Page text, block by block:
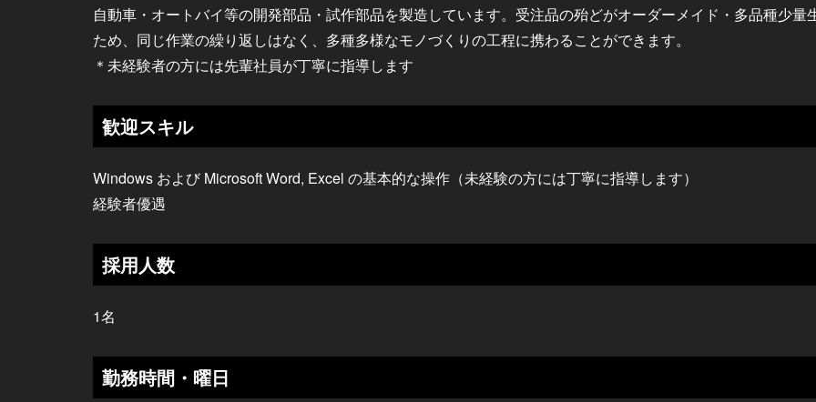
自動車・オートバイ等の開発部品・試作部品を製造しています。受注品の殆どがオーダーメイド・多品種少量
ため、同じ作業の繰り返しはなく、多種多様なモノづくりの工程に携わることができます。
＊未経験者の方には先輩社員が丁寧に指導します
歓迎スキル
Windows および Microsoft Word, Excel の基本的な操作（未経験の方には丁寧に指導します）
経験者優遇
採用人数
1名
勤務時間・曜日